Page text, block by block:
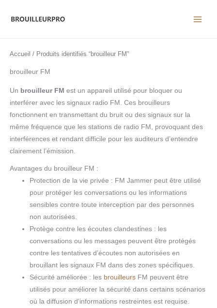
Accueil / Produits identifiés “brouilleur FM”
brouilleur FM
Un brouilleur FM est un appareil utilisé pour bloquer ou
interférer avec les signaux radio FM. Ces brouilleurs
fonctionnent en transmettant du bruit ou des signaux sur la
même fréquence que les stations de radio FM, provoquant des
interférences et rendant difficile pour les auditeurs d’entendre
clairement l’émission.
Avantages du brouilleur FM :
Protection de la vie privée : FM Jammer peut être utilisé
pour protéger les conversations ou les informations
sensibles contre toute interception par des personnes
non autorisées.
Protège contre les écoutes clandestines : les
conversations ou les messages peuvent être protégés
contre les tentatives d’écoutes non autorisées en
brouillant les signaux FM dans des zones spécifiques.
Sécurité améliorée : les brouilleurs FM peuvent être
utilisés pour améliorer la sécurité dans certains scénarios
où la diffusion d’informations restreintes est requise.